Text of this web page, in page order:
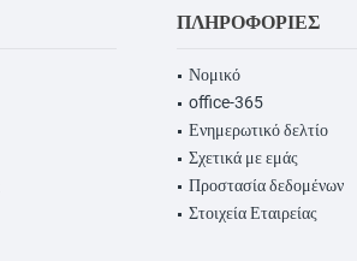
ΠΛΗΡΟΦΟΡΊΕΣ
Νομικό
office-365
Ενημερωτικό δελτίο
Σχετικά με εμάς
Προστασία δεδομένων
Στοιχεία Εταιρείας